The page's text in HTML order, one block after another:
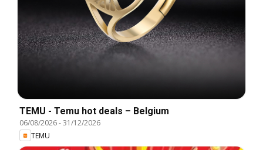
TEMU - Temu hot deals – Belgium
06/08/2026-31/12/2026
TEMU